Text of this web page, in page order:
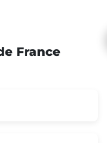
France